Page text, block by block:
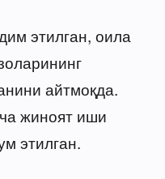
этилган, оила
айтмоқда.
жиноят иши
этилган.